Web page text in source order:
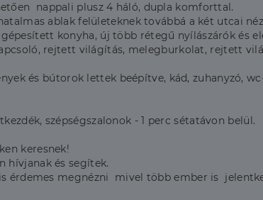
nappali plusz 4 háló, dupla komforttal.
ablak felületeknek továbbá a két utcai
konyha, új több rétegű nyílászárók és
rejtett világítás, melegburkolat, rejtett
és bútorok lettek beépítve, kád, zuhanyzó,
szépségszalonok - 1 perc sétatávon belül.
keresnek!
hívjanak és segítek.
érdemes megnézni mivel több ember is